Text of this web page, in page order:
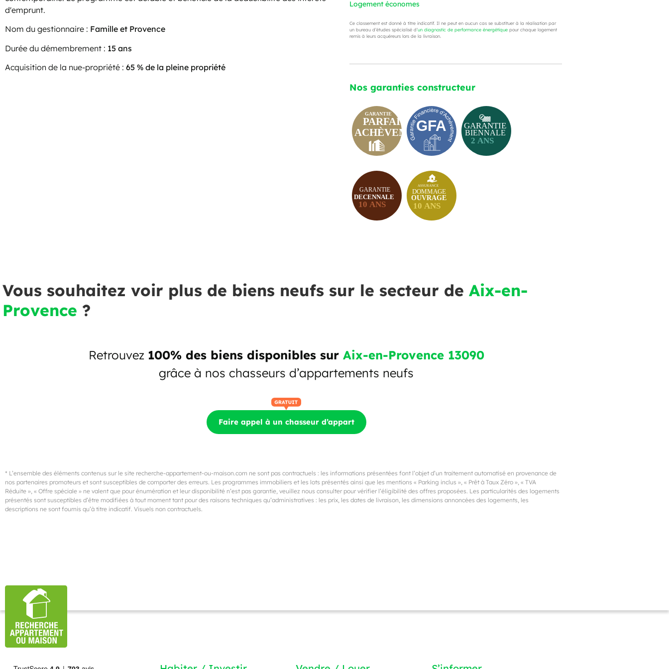
d'emprunt.
Nom du gestionnaire : Famille et Provence
Durée du démembrement : 15 ans
Acquisition de la nue-propriété : 65 % de la pleine propriété
Logement économes
Ce classement est donné à titre indicatif. Il ne peut en aucun cas se substituer à la réalisation par
un bureau d’études spécialisé d’un diagnostic de performance énergétique pour chaque logement
remis à leurs acquéreurs lors de la livraison.
Nos garanties constructeur
Vous souhaitez voir plus de biens neufs sur le secteur de Aix-en-
Provence ?
Retrouvez 100% des biens disponibles sur Aix-en-Provence 13090
grâce à nos chasseurs d’appartements neufs
Faire appel à un chasseur d’appart
* L’ensemble des éléments contenus sur le site recherche-appartement-ou-maison.com ne sont pas contractuels : les informations présentées font l’objet d’un traitement automatisé en provenance de
nos partenaires promoteurs et sont susceptibles de comporter des erreurs. Les programmes immobiliers et les lots présentés ainsi que les mentions « Parking inclus », « Prêt à Taux Zéro », « TVA
Réduite », « Offre spéciale » ne valent que pour énumération et leur disponibilité n’est pas garantie, veuillez nous consulter pour vérifier l’éligibilité des offres proposées. Les particularités des logements
présentés sont susceptibles d’être modifiées à tout moment tant pour des raisons techniques qu’administratives : les prix, les dates de livraison, les dimensions annoncées des logements, les
descriptions ne sont fournis qu’à titre indicatif. Visuels non contractuels.